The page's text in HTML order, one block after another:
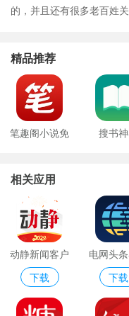
的，并且还有很多老百姓
精品推荐
笔趣阁小说免 搜书
相关应用
动静新闻客户
端app
下载
电网头
端
下载